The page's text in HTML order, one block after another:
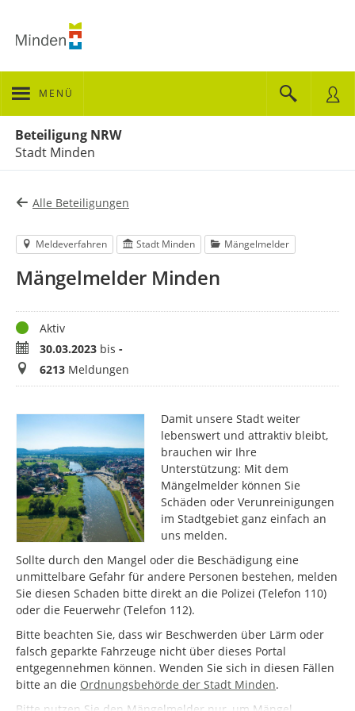
MENÜ
Beteiligung NRW
Stadt Minden
Alle Beteiligungen
Meldeverfahren Stadt Minden Mängelmelder
Mängelmelder Minden
StatusAktiv
Zeitraum30.03.2023 bis -
Meldungen
6213 Meldungen
Damit unsere Stadt weiter
lebenswert und attraktiv bleibt,
brauchen wir Ihre
Unterstützung: Mit dem
Mängelmelder können Sie
Schäden oder Verunreinigungen
im Stadtgebiet ganz einfach an
uns melden.
Sollte durch den Mangel oder die Beschädigung eine
unmittelbare Gefahr für andere Personen bestehen, melden
Sie diesen Schaden bitte direkt an die Polizei (Telefon 110)
oder die Feuerwehr (Telefon 112).
Bitte beachten Sie, dass wir Beschwerden über Lärm oder
falsch geparkte Fahrzeuge nicht über dieses Portal
entgegennehmen können. Wenden Sie sich in diesen Fällen
bitte an die Ordnungsbehörde der Stadt Minden.